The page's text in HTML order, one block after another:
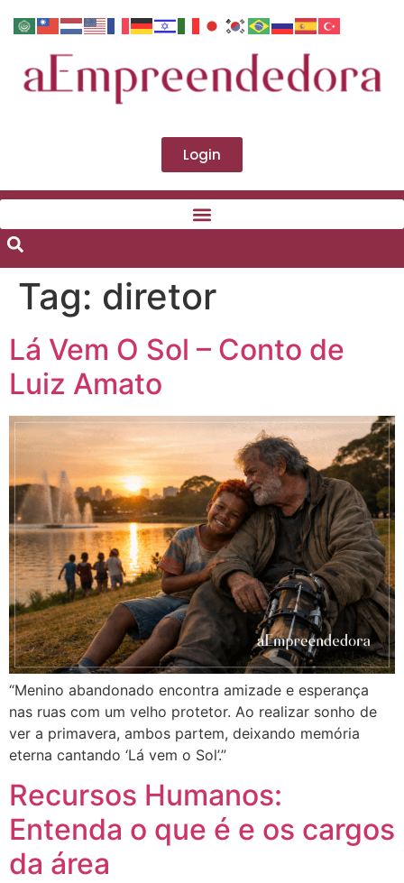
Login
Tag: diretor
Lá Vem O Sol – Conto de
Luiz Amato
“Menino abandonado encontra amizade e esperança
nas ruas com um velho protetor. Ao realizar sonho de
ver a primavera, ambos partem, deixando memória
eterna cantando ‘Lá vem o Sol’.”
Recursos Humanos:
Entenda o que é e os cargos
da área